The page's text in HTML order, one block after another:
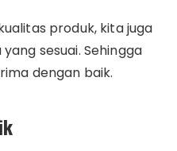
produk, kita juga
sesuai. Sehingga
dengan baik.